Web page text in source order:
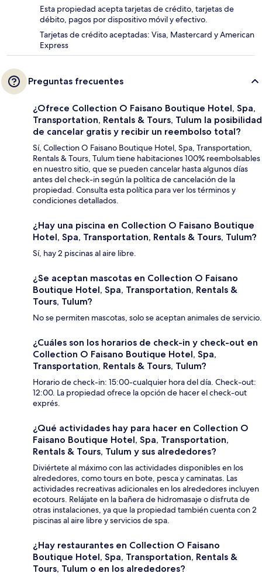
Esta propiedad acepta tarjetas de crédito, tarjetas de
débito, pagos por dispositivo móvil y efectivo.
Tarjetas de crédito aceptadas: Visa, Mastercard y American
Express
Preguntas frecuentes
¿Ofrece Collection O Faisano Boutique Hotel, Spa,
Transportation, Rentals & Tours, Tulum la posibilidad
de cancelar gratis y recibir un reembolso total?
Sí, Collection O Faisano Boutique Hotel, Spa, Transportation,
Rentals & Tours, Tulum tiene habitaciones 100% reembolsables
en nuestro sitio, que se pueden cancelar hasta algunos días
antes del check-in según la política de cancelación de la
propiedad. Consulta esta política para ver los términos y
condiciones detallados.
¿Hay una piscina en Collection O Faisano Boutique
Hotel, Spa, Transportation, Rentals & Tours, Tulum?
Sí, hay 2 piscinas al aire libre.
¿Se aceptan mascotas en Collection O Faisano
Boutique Hotel, Spa, Transportation, Rentals &
Tours, Tulum?
No se permiten mascotas, solo se aceptan animales de servicio.
¿Cuáles son los horarios de check-in y check-out en
Collection O Faisano Boutique Hotel, Spa,
Transportation, Rentals & Tours, Tulum?
Horario de check-in: 15:00-cualquier hora del día. Check-out:
12:00. La propiedad ofrece la opción de hacer el check-out
exprés.
¿Qué actividades hay para hacer en Collection O
Faisano Boutique Hotel, Spa, Transportation,
Rentals & Tours, Tulum y sus alrededores?
Diviértete al máximo con las actividades disponibles en los
alrededores, como tours en bote, pesca y caminatas. Las
actividades recreativas adicionales en los alrededores incluyen
ecotours. Relájate en la bañera de hidromasaje o disfruta de
otras instalaciones, ya que la propiedad también cuenta con 2
piscinas al aire libre y servicios de spa.
¿Hay restaurantes en Collection O Faisano
Boutique Hotel, Spa, Transportation, Rentals &
Tours, Tulum o en los alrededores?